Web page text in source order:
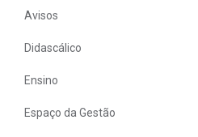
Avisos
Didascálico
Ensino
Espaço da Gestão